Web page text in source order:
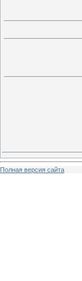
Полная версия сайта